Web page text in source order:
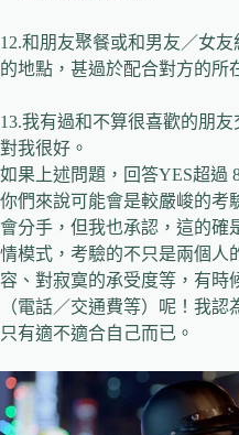
12.和朋友聚餐或和男友／女
的地點，甚過於配合對方的所
13.我有過和不算很喜歡的朋
對我很好。
如果上述問題，回答YES超過
你們來說可能會是較嚴峻的考
會分手，但我也承認，這的確
情模式，考驗的不只是兩個人
容、對寂寞的承受度等，有時
（電話／交通費等）呢！我認
只有適不適合自己而已。